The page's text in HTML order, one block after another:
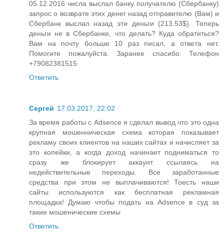
05.12.2016 числа выслал банку получателю (Сбербанку)
запрос о возврате этих денег назад отправителю (Вам) и
Сбербанк выслал назад эти деньги (213.53$). Теперь
деньги не в Сбербанке, что делать? Куда обратиться?
Вам на почту больше 10 раз писал, а ответа нет.
Помогите пожалуйста. Заранее спасибо. Телефон
+79082381515
Ответить
Сергей 17.03.2017, 22:02
За время работы с Adsence я сделал вывод что это одна
крупная мошенническая схема которая показывает
рекламу своих клиентов на наших сайтах и начисляет за
это копейки, а когда доход начинает подниматься то
сразу же блокирует аккаунт ссылаясь на
недействительные переходы. Все заработанные
средства при этом не выплачиваются! Тоесть наши
сайты используются как бесплатная рекламная
площадка! Думаю чтобы подать на Adsence в суд за
такие мошенические схемы
Ответить